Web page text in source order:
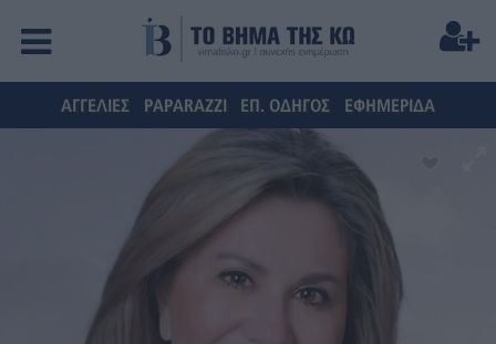
ΑΓΓΕΛΙΕΣ PAPARAZZI ΕΠ. ΟΔΗΓΟΣ ΕΦΗΜΕΡΙΔΑ